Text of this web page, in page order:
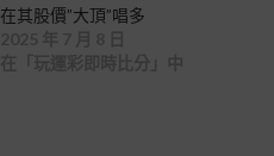
在其股價”大頂”唱多